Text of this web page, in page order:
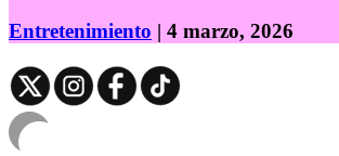
Entretenimiento | 4 marzo, 2026